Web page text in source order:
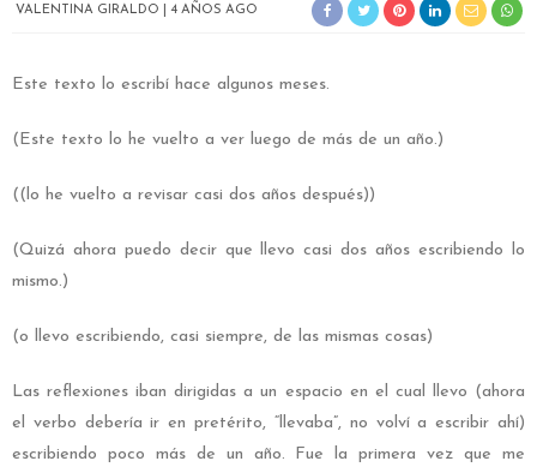
VALENTINA GIRALDO 4 AÑOS AGO
Este texto lo escribí hace algunos meses.
(Este texto lo he vuelto a ver luego de más de un año.)
((lo he vuelto a revisar casi dos años después))
(Quizá ahora puedo decir que llevo casi dos años escribiendo lo
mismo.)
(o llevo escribiendo, casi siempre, de las mismas cosas)
Las reflexiones iban dirigidas a un espacio en el cual llevo (ahora
el verbo debería ir en pretérito, “llevaba”, no volví a escribir ahí)
escribiendo poco más de un año. Fue la primera vez que me